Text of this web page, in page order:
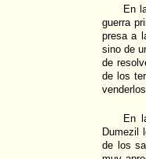
En
guerra
presa a
sino de
de
de los
En
Dumezil
de los